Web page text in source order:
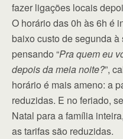
fazer ligações locais
O horário das 0h às 6h é
baixo custo de segunda
pensando “Pra quem eu
depois da meia noite?”,
horário é mais ameno: a
reduzidas. E no feriado,
Natal para a família
as tarifas são reduzidas.